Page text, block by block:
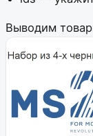
Выводим